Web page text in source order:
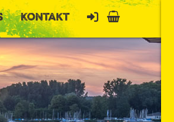
Kontakt Mein Konto
Warenkorb